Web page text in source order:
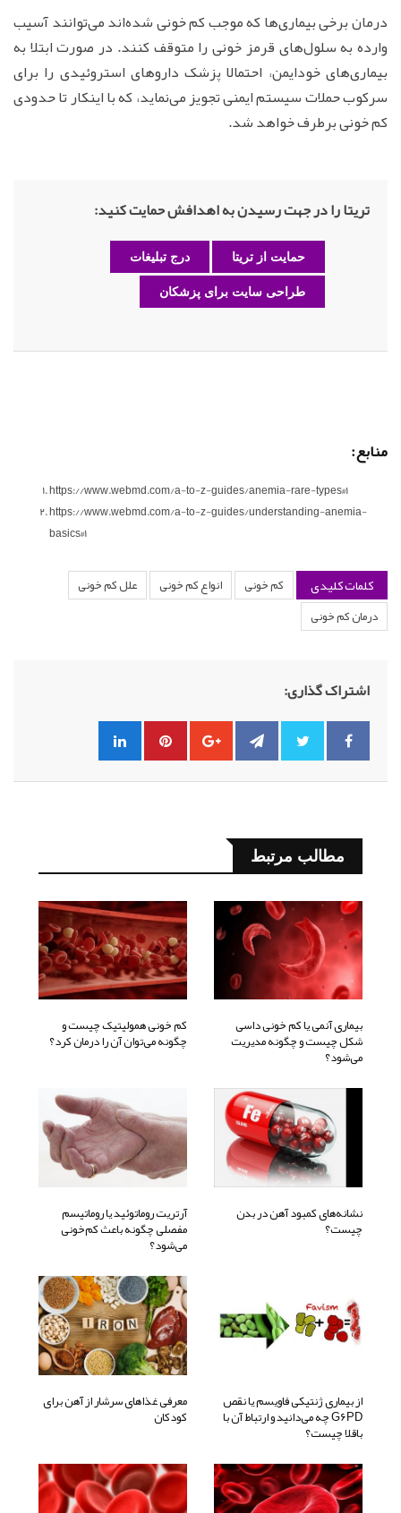
درمان برخی بیماری‌ها که موجب کم خونی شده‌اند می‌توانند آسیب
وارده به سلول‌های قرمز خونی را متوقف کنند. در صورت ابتلا به
بیماری‌های خودایمن، احتمالا پزشک داروهای استروئیدی را برای
سرکوب حملات سیستم ایمنی تجویز می‌نماید، که با اینکار تا حدودی
کم خونی برطرف خواهد شد.
تریتا را در جهت رسیدن به اهدافش حمایت کنید:
حمایت از تریتا درج تبلیغات
طراحی سایت برای پزشکان
منابع:
https://www.webmd.com/a-to-z-guides/anemia-rare-types#1
https://www.webmd.com/a-to-z-guides/understanding-anemia-
basics#1
کلمات کلیدی کم خونی انواع کم خونی
علل کم خونی
درمان کم خونی
اشتراک گذاری:
مطالب مرتبط
بیماری آنمی یا کم خونی داسی
شکل چیست و چگونه مدیریت
می‌شود؟
کم خونی همولیتیک چیست و
چگونه می‌توان آن را درمان کرد؟
نشانه‌های کمبود آهن در بدن
چیست؟
آرتریت روماتوئید یا روماتیسم
مفصلی چگونه باعث کم‌خونی
می‌شود؟
از بیماری ژنتیکی فاویسم یا نقص
G6PD چه می‌دانید و ارتباط آن با
باقلا چیست؟
معرفی غذاهای سرشار از آهن برای
کودکان